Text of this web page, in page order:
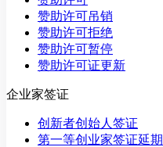
赞助许可吊销
赞助许可拒绝
赞助许可暂停
赞助许可证更新
企业家签证
创新者创始人签证
第一等创业家签证延期